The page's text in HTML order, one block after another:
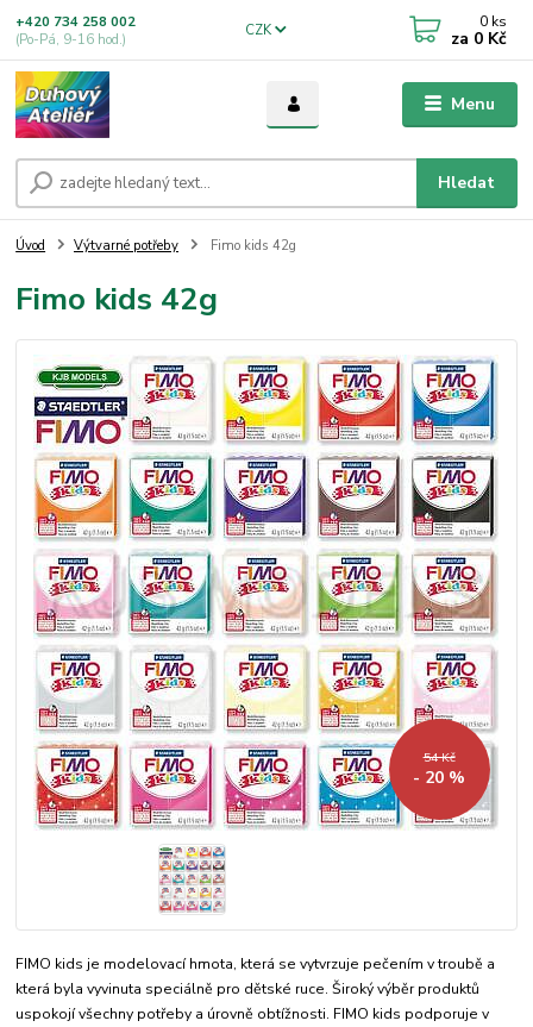
Menu
CZK
Hledat
+420 734 258 002
(Po-Pá, 9-16 hod.)
0 ks
za 0 Kč
Úvod Výtvarné potřeby Fimo kids 42g
Fimo kids 42g
54 Kč
- 20 %
FIMO kids je modelovací hmota, která se vytvrzuje pečením v troubě a
která byla vyvinuta speciálně pro dětské ruce. Široký výběr produktů
uspokojí všechny potřeby a úrovně obtížnosti. FIMO kids podporuje v